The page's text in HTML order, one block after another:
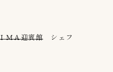
ＭＡ迎賓館 シェフ